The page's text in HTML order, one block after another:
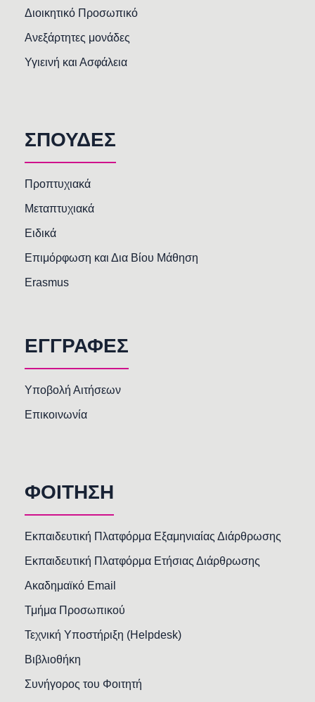
Διοικητικό Προσωπικό
Ανεξάρτητες μονάδες
Υγιεινή και Ασφάλεια
ΣΠΟΥΔΕΣ
Προπτυχιακά
Μεταπτυχιακά
Ειδικά
Επιμόρφωση και Δια Βίου Μάθηση
Erasmus
ΕΓΓΡΑΦΕΣ
Υποβολή Αιτήσεων
Επικοινωνία
ΦΟΙΤΗΣΗ
Εκπαιδευτική Πλατφόρμα Εξαμηνιαίας Διάρθρωσης
Εκπαιδευτική Πλατφόρμα Ετήσιας Διάρθρωσης
Ακαδημαϊκό Email
Τμήμα Προσωπικού
Τεχνική Υποστήριξη (Helpdesk)
Βιβλιοθήκη
Συνήγορος του Φοιτητή